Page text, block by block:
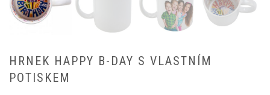
HRNEK HAPPY B-DAY S VLASTNÍM
POTISKEM